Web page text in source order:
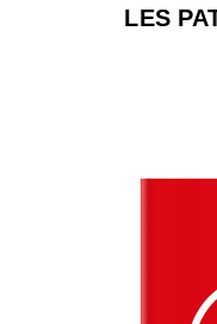
LES